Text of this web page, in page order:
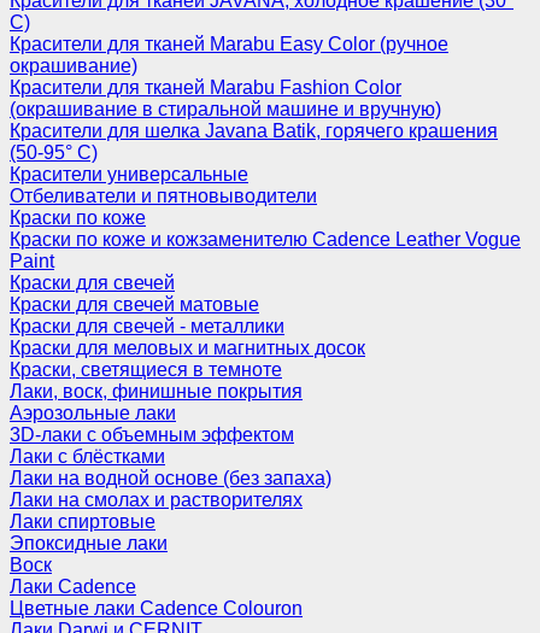
С)
Красители для тканей Marabu Easy Color (ручное
окрашивание)
Красители для тканей Marabu Fashion Color
(окрашивание в стиральной машине и вручную)
Красители для шелка Javana Batik, горячего крашения
(50-95° С)
Красители универсальные
Отбеливатели и пятновыводители
Краски по коже
Краски по коже и кожзаменителю Cadence Leather Vogue
Paint
Краски для свечей
Краски для свечей матовые
Краски для свечей - металлики
Краски для меловых и магнитных досок
Краски, светящиеся в темноте
Лаки, воск, финишные покрытия
Аэрозольные лаки
3D-лаки с объемным эффектом
Лаки с блёстками
Лаки на водной основе (без запаха)
Лаки на смолах и растворителях
Лаки спиртовые
Эпоксидные лаки
Воск
Лаки Cadence
Цветные лаки Cadence Colouron